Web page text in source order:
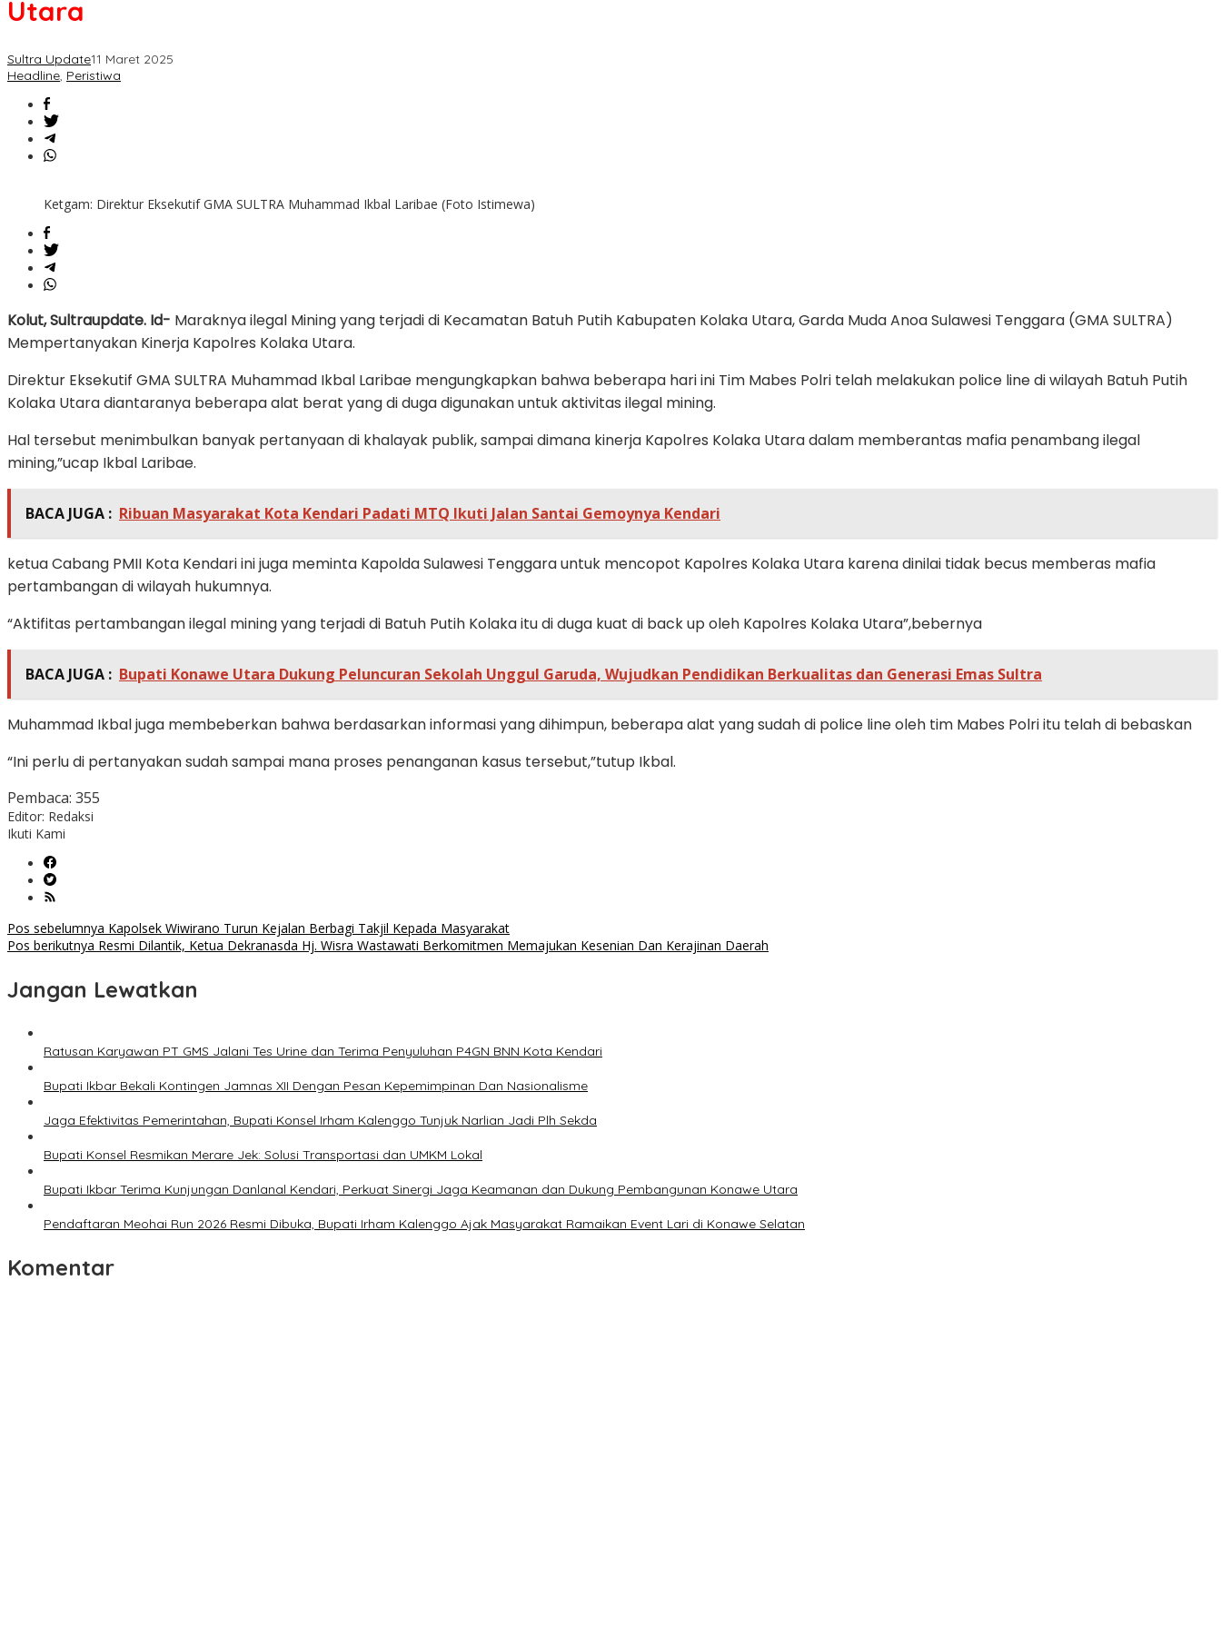
Soroti
Utara
Sultra Update11 Maret 2025
Headline, Peristiwa
Ketgam: Direktur Eksekutif GMA SULTRA Muhammad Ikbal Laribae (Foto Istimewa)
Kolut, Sultraupdate. Id- Maraknya ilegal Mining yang terjadi di Kecamatan Batuh Putih Kabupaten Kolaka Utara, Garda Muda Anoa Sulawesi Tenggara (GMA SULTRA)
Mempertanyakan Kinerja Kapolres Kolaka Utara.
Direktur Eksekutif GMA SULTRA Muhammad Ikbal Laribae mengungkapkan bahwa beberapa hari ini Tim Mabes Polri telah melakukan police line di wilayah Batuh Putih
Kolaka Utara diantaranya beberapa alat berat yang di duga digunakan untuk aktivitas ilegal mining.
Hal tersebut menimbulkan banyak pertanyaan di khalayak publik, sampai dimana kinerja Kapolres Kolaka Utara dalam memberantas mafia penambang ilegal
mining,”ucap Ikbal Laribae.
BACA JUGA : Ribuan Masyarakat Kota Kendari Padati MTQ Ikuti Jalan Santai Gemoynya Kendari
ketua Cabang PMII Kota Kendari ini juga meminta Kapolda Sulawesi Tenggara untuk mencopot Kapolres Kolaka Utara karena dinilai tidak becus memberas mafia
pertambangan di wilayah hukumnya.
“Aktifitas pertambangan ilegal mining yang terjadi di Batuh Putih Kolaka itu di duga kuat di back up oleh Kapolres Kolaka Utara”,bebernya
BACA JUGA : Bupati Konawe Utara Dukung Peluncuran Sekolah Unggul Garuda, Wujudkan Pendidikan Berkualitas dan Generasi Emas Sultra
Muhammad Ikbal juga membeberkan bahwa berdasarkan informasi yang dihimpun, beberapa alat yang sudah di police line oleh tim Mabes Polri itu telah di bebaskan
“Ini perlu di pertanyakan sudah sampai mana proses penanganan kasus tersebut,”tutup Ikbal.
Pembaca: 355
Editor: Redaksi
Ikuti Kami
Navigasi
Pos sebelumnya Kapolsek Wiwirano Turun Kejalan Berbagi Takjil Kepada Masyarakat
Pos berikutnya Resmi Dilantik, Ketua Dekranasda Hj. Wisra Wastawati Berkomitmen Memajukan Kesenian Dan Kerajinan Daerah
Jangan Lewatkan
Ratusan Karyawan PT GMS Jalani Tes Urine dan Terima Penyuluhan P4GN BNN Kota Kendari
Bupati Ikbar Bekali Kontingen Jamnas XII Dengan Pesan Kepemimpinan Dan Nasionalisme
Jaga Efektivitas Pemerintahan, Bupati Konsel Irham Kalenggo Tunjuk Narlian Jadi Plh Sekda
Bupati Konsel Resmikan Merare Jek: Solusi Transportasi dan UMKM Lokal
Bupati Ikbar Terima Kunjungan Danlanal Kendari, Perkuat Sinergi Jaga Keamanan dan Dukung Pembangunan Konawe Utara
Pendaftaran Meohai Run 2026 Resmi Dibuka, Bupati Irham Kalenggo Ajak Masyarakat Ramaikan Event Lari di Konawe Selatan
Komentar